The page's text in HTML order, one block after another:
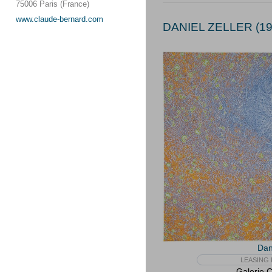
75006 Paris (France)
www.claude-bernard.com
DANIEL ZELLER
LEASING